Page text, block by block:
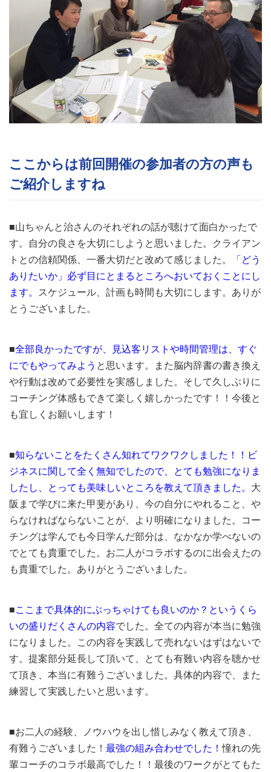
ここからは前回開催の参加者の方の声も
ご紹介しますね
■山ちゃんと治さんのそれぞれの話が聴けて面白かったで
す。自分の良さを大切にしようと思いました。クライアン
トとの信頼関係、一番大切だと改めて感じました。
「どう
ありたいか」必ず目にとまるところへおいておくことにし
ます。 スケジュール、計画も時間も大切にします。ありが
とうございました。
■全部良かったですが、見込客リストや時間管理は、すぐ
にでもやってみよう と思います。また脳内辞書の書き換え
や行動は改めて必要性を実感しました。そして久しぶりに
コーチング体感もできて楽しく嬉しかったです！！今後と
も宜しくお願いします！
■知らないことをたくさん知れてワクワクしました！！ビ
ジネスに関して全く無知でしたので、とても勉強になりま
したし、とっても美味しいところを教えて頂きました。 大
阪まで学びに来た甲斐があり、今の自分にやれること、や
らなければならないことが、より明確になりました。コー
チングは学んでも今日学んだ部分は、なかなか学べないの
でとても貴重でした。お二人がコラボするのに出会えたの
も貴重でした。ありがとうございました。
■ここまで具体的にぶっちゃけても良いのか？というくら
いの盛りだくさんの内容でした。全ての内容が本当に勉強
になりました。この内容を実践して売れないはずはないで
す。提案部分延長して頂いて、とても有難い内容を聴かせ
て頂き、本当に有難うございました。具体的内容で、また
練習して実践したいと思います。
■お二人の経験、ノウハウを出し惜しみなく教えて頂き、
有難うございました！ 最強の組み合わせでした！憧れの先
輩コーチのコラボ最高でした！！最後のワークがとてもた